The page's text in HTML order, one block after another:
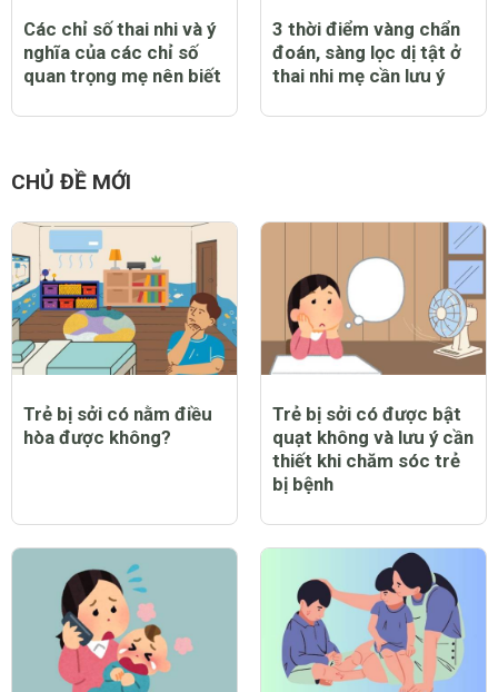
Các chỉ số thai nhi và ý
nghĩa của các chỉ số
quan trọng mẹ nên biết
3 thời điểm vàng chẩn
đoán, sàng lọc dị tật ở
thai nhi mẹ cần lưu ý
CHỦ ĐỀ MỚI
Trẻ bị sởi có nằm điều
hòa được không?
Trẻ bị sởi có được bật
quạt không và lưu ý cần
thiết khi chăm sóc trẻ
bị bệnh